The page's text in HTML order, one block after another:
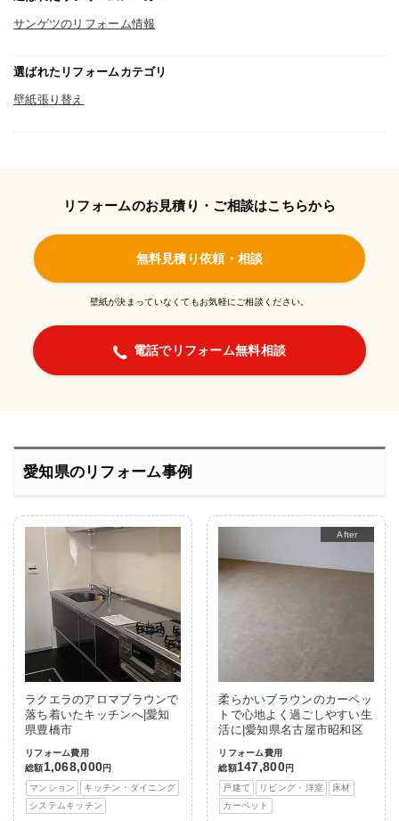
サンゲツのリフォーム情報
選ばれたリフォームカテゴリ
壁紙張り替え
リフォームのお見積り・ご相談はこちらから
無料見積り依頼・相談
壁紙が決まっていなくてもお気軽にご相談ください。
電話でリフォーム無料相談
愛知県のリフォーム事例
ラクエラのアロマブラウンで
落ち着いたキッチンへ|愛知
県豊橋市
リフォーム費用
総額1,068,000円
マンション
キッチン・ダイニング
システムキッチン
After
柔らかいブラウンのカーペッ
トで心地よく過ごしやすい生
活に|愛知県名古屋市昭和区
リフォーム費用
総額147,800円
戸建て
リビング・洋室
床材
カーペット